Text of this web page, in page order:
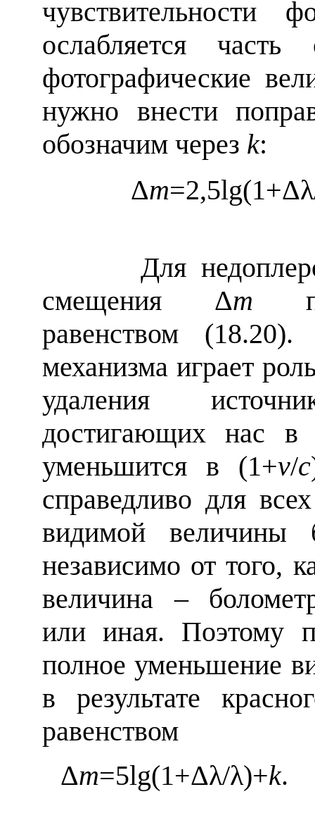
чувствительности
ослабляется
фотографические
нужно внести
обозначим через k:
Δm=2,5lg(1+Δλ
Для
смещения Δm
равенством
механизма играет
удаления
достигающих нас в
уменьшится в (1+v/c
справедливо для
видимой величины
независимо от того,
величина –
или иная. Поэтому
полное уменьшение
в результате
равенством
Δm=5lg(1+Δλ/λ)+k